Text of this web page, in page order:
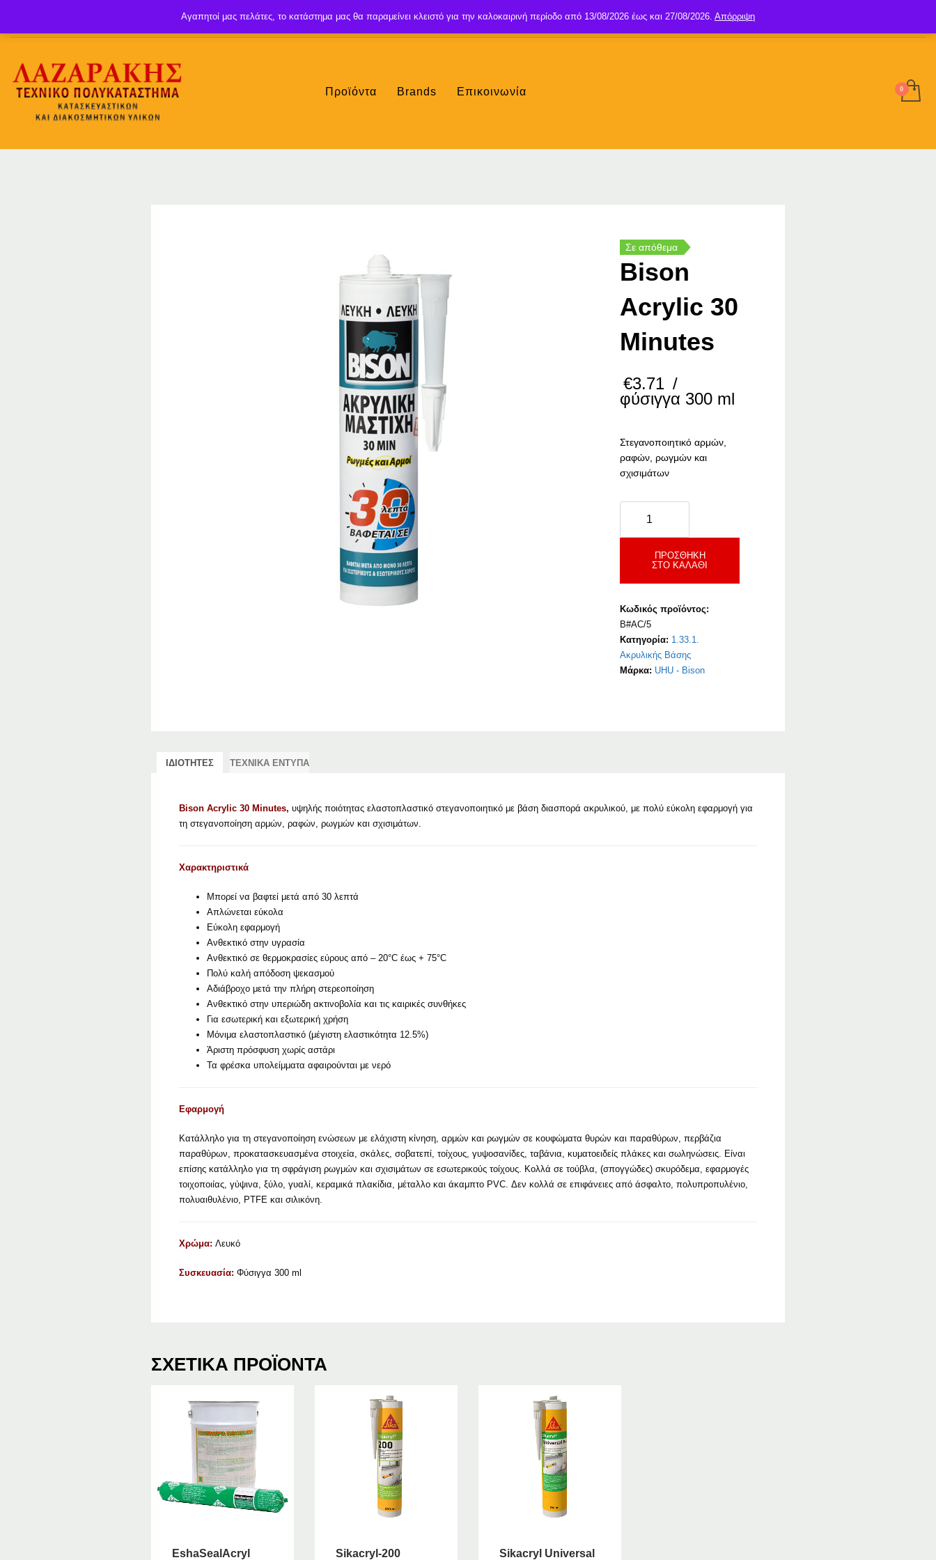
SIGN UP LOGIN
Προϊόντα Brands Επικοινωνία
Σε απόθεμα
Bison
Acrylic 30
Minutes
€3.71 /
φύσιγγα 300 ml
Στεγανοποιητικό αρμών,
ραφών, ρωγμών και
σχισιμάτων
Acrylic
30
ποσότητα
ΠΡΟΣΘΉΚΗ
ΣΤΟ ΚΑΛΆΘΙ
Κωδικός προϊόντος:
B#AC/5
Κατηγορία: 1.33.1.
Ακρυλικής Βάσης
Μάρκα: UHU - Bison
ΙΔΙΟΤΗΤΕΣ ΤΕΧΝΙΚΑ ΕΝΤΥΠΑ
Bison Acrylic 30 Minutes, υψηλής ποιότητας ελαστοπλαστικό στεγανοποιητικό με βάση διασπορά ακρυλικού, με πολύ εύκολη εφαρμογή για
τη στεγανοποίηση αρμών, ραφών, ρωγμών και σχισιμάτων.
Χαρακτηριστικά
Μπορεί να βαφτεί μετά από 30 λεπτά
Απλώνεται εύκολα
Εύκολη εφαρμογή
Ανθεκτικό στην υγρασία
Ανθεκτικό σε θερμοκρασίες εύρους από – 20°C έως + 75°C
Πολύ καλή απόδοση ψεκασμού
Αδιάβροχο μετά την πλήρη στερεοποίηση
Ανθεκτικό στην υπεριώδη ακτινοβολία και τις καιρικές συνθήκες
Για εσωτερική και εξωτερική χρήση
Μόνιμα ελαστοπλαστικό (μέγιστη ελαστικότητα 12.5%)
Άριστη πρόσφυση χωρίς αστάρι
Τα φρέσκα υπολείμματα αφαιρούνται με νερό
Εφαρμογή
Κατάλληλο για τη στεγανοποίηση ενώσεων με ελάχιστη κίνηση, αρμών και ρωγμών σε κουφώματα θυρών και παραθύρων, περβάζια
παραθύρων, προκατασκευασμένα στοιχεία, σκάλες, σοβατεπί, τοίχους, γυψοσανίδες, ταβάνια, κυματοειδείς πλάκες και σωληνώσεις. Είναι
επίσης κατάλληλο για τη σφράγιση ρωγμών και σχισιμάτων σε εσωτερικούς τοίχους. Κολλά σε τούβλα, (σπογγώδες) σκυρόδεμα, εφαρμογές
τοιχοποιίας, γύψινα, ξύλο, γυαλί, κεραμικά πλακίδια, μέταλλο και άκαμπτο PVC. Δεν κολλά σε επιφάνειες από άσφαλτο, πολυπροπυλένιο,
πολυαιθυλένιο, PTFE και σιλικόνη.
Χρώμα: Λευκό
Συσκευασία: Φύσιγγα 300 ml
ΣΧΕΤΙΚΆ ΠΡΟΪΌΝΤΑ
EshaSealAcryl Sikacryl-200
Sikacryl Universal
Αγαπητοί μας πελάτες, το κατάστημα μας θα παραμείνει κλειστό για την καλοκαιρινή περίοδο από 13/08/2026 έως και 27/08/2026. Απόρριψη